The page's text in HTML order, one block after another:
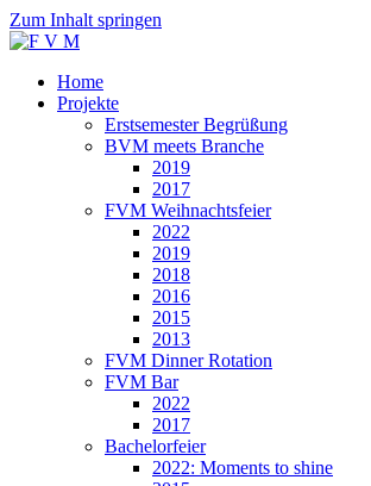
Zum Inhalt springen
Home
Projekte
Erstsemester Begrüßung
BVM meets Branche
2019
2017
FVM Weihnachtsfeier
2022
2019
2018
2016
2015
2013
FVM Dinner Rotation
FVM Bar
2022
2017
Bachelorfeier
2022: Moments to shine